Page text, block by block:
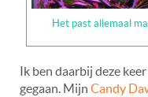
Het past allemaal
Ik ben daarbij deze
gegaan. Mijn Candy